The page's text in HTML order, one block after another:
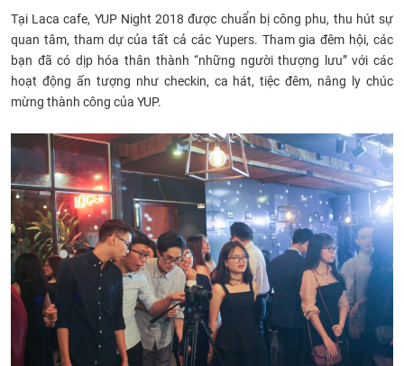
HTQT
CỰU NGƯỜI HỌC
Tại Laca cafe, YUP Night 2018 được chuẩn bị công phu, thu hút sự
quan tâm, tham dự của tất cả các Yupers. Tham gia đêm hội, các
bạn đã có dịp hóa thân thành “những người thượng lưu” với các
hoạt động ấn tượng như checkin, ca hát, tiệc đêm, nâng ly chúc
mừng thành công của YUP.